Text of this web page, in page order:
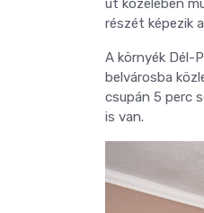
út közelében
részét képezik
A környék Dél-
belvárosba
csupán 5 perc
is van.